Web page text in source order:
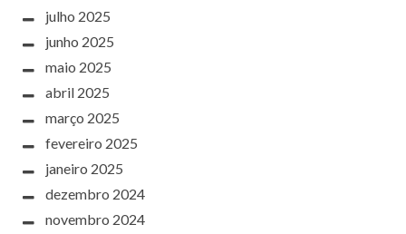
julho 2025
junho 2025
maio 2025
abril 2025
março 2025
fevereiro 2025
janeiro 2025
dezembro 2024
novembro 2024